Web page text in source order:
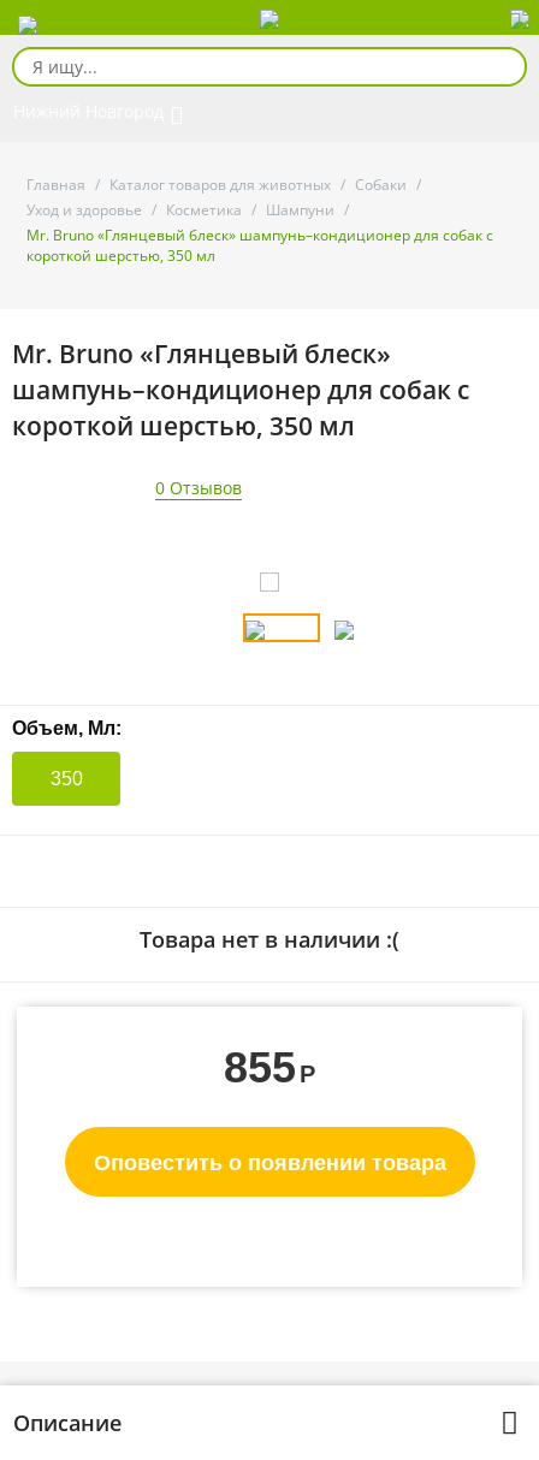
Главная / Каталог товаров для животных / Собаки /
Уход и здоровье / Косметика / Шампуни /
Mr. Bruno «Глянцевый блеск» шампунь–кондиционер для собак с
короткой шерстью, 350 мл
Mr. Bruno «Глянцевый блеск»
шампунь–кондиционер для собак с
короткой шерстью, 350 мл
0 Отзывов
Объем, Мл:
350
Товара нет в наличии :(
855 Р
Оповестить о появлении товара
Описание